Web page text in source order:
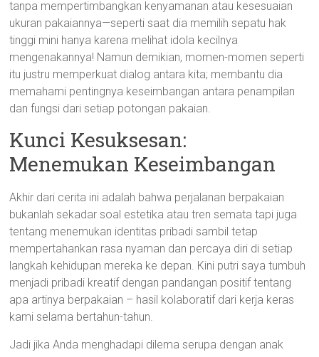
tanpa mempertimbangkan kenyamanan atau kesesuaian
ukuran pakaiannya—seperti saat dia memilih sepatu hak
tinggi mini hanya karena melihat idola kecilnya
mengenakannya! Namun demikian, momen-momen seperti
itu justru memperkuat dialog antara kita; membantu dia
memahami pentingnya keseimbangan antara penampilan
dan fungsi dari setiap potongan pakaian.
Kunci Kesuksesan:
Menemukan Keseimbangan
Akhir dari cerita ini adalah bahwa perjalanan berpakaian
bukanlah sekadar soal estetika atau tren semata tapi juga
tentang menemukan identitas pribadi sambil tetap
mempertahankan rasa nyaman dan percaya diri di setiap
langkah kehidupan mereka ke depan. Kini putri saya tumbuh
menjadi pribadi kreatif dengan pandangan positif tentang
apa artinya berpakaian – hasil kolaboratif dari kerja keras
kami selama bertahun-tahun.
Jadi jika Anda menghadapi dilema serupa dengan anak